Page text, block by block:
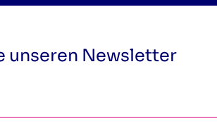
unseren Newsletter